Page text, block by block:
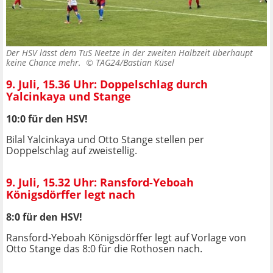
Der HSV lässt dem TuS Neetze in der zweiten Halbzeit überhaupt
keine Chance mehr. © TAG24/Bastian Küsel
9. Juli, 15.36 Uhr: Doppelschlag durch
Yalcinkaya und Stange
10:0 für den HSV!
Bilal Yalcinkaya und Otto Stange stellen per
Doppelschlag auf zweistellig.
9. Juli, 15.32 Uhr: Ransford-Yeboah
Königsdörffer legt nach
8:0 für den HSV!
Ransford-Yeboah Königsdörffer legt auf Vorlage von
Otto Stange das 8:0 für die Rothosen nach.